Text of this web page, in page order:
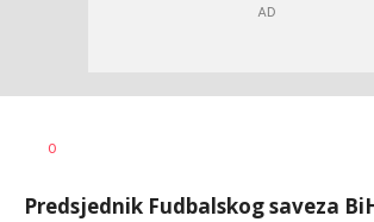
AUTOR
0
Predsjednik Fudbalskog saveza